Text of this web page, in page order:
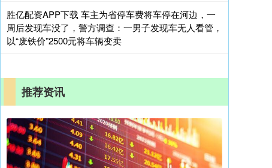
胜亿配资APP下载 车主为省停车费将车停在河边，一
周后发现车没了，警方调查：一男子发现车无人看管，
以“废铁价”2500元将车辆变卖
推荐资讯